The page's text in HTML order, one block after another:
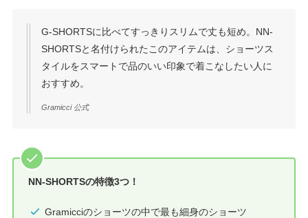
G-SHORTSに比べてすっきりスリムで丈も短め。NN-
SHORTSと名付けられたこのアイテムは、ショーツス
タイルをスマートで品のいい印象で着こなしたい人に
おすすめ。
Gramicci 公式
NN-SHORTSの特徴3つ！
Gramicciのショーツの中で最も細身のショーツ